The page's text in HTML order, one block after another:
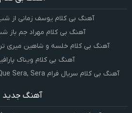
آهنگ بی کلام یوسف زمانی از
آهنگ بی کلام مهراد جم باز
آهنگ بی کلام خلسه و شاهین میری
آهنگ بی کلام ویناک
آهنگ بی کلام سریال فرام Que Sera, Sera از Jack Jezzro – رایگان
آهنگ جدید